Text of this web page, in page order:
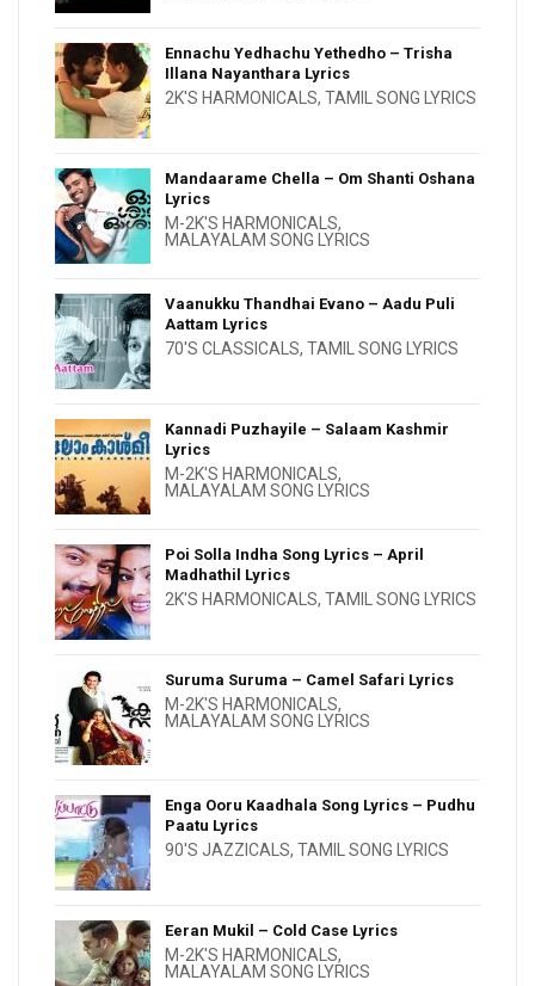
Ennachu Yedhachu Yethedho – Trisha
Illana Nayanthara Lyrics
2K'S HARMONICALS, TAMIL SONG LYRICS
Mandaarame Chella – Om Shanti Oshana
Lyrics
M-2K'S HARMONICALS,
MALAYALAM SONG LYRICS
Vaanukku Thandhai Evano – Aadu Puli
Aattam Lyrics
70'S CLASSICALS, TAMIL SONG LYRICS
Kannadi Puzhayile – Salaam Kashmir
Lyrics
M-2K'S HARMONICALS,
MALAYALAM SONG LYRICS
Poi Solla Indha Song Lyrics – April
Madhathil Lyrics
2K'S HARMONICALS, TAMIL SONG LYRICS
Suruma Suruma – Camel Safari Lyrics
M-2K'S HARMONICALS,
MALAYALAM SONG LYRICS
Enga Ooru Kaadhala Song Lyrics – Pudhu
Paatu Lyrics
90'S JAZZICALS, TAMIL SONG LYRICS
Eeran Mukil – Cold Case Lyrics
M-2K'S HARMONICALS,
MALAYALAM SONG LYRICS